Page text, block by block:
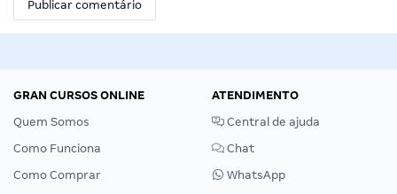
GRAN CURSOS ONLINE
Quem Somos
Como Funciona
Como Comprar
ATENDIMENTO
Central de ajuda
Chat
WhatsApp